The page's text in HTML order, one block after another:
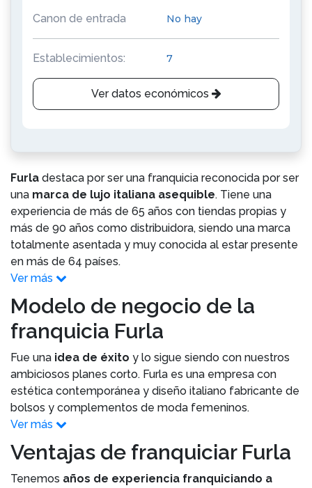
Canon de entrada No hay
Establecimientos: 7
Ver datos económicos
Furla destaca por ser una franquicia reconocida por ser
una marca de lujo italiana asequible. Tiene una
experiencia de más de 65 años con tiendas propias y
más de 90 años como distribuidora, siendo una marca
totalmente asentada y muy conocida al estar presente
en más de 64 países.
Ver más
Modelo de negocio de la
franquicia Furla
Fue una idea de éxito y lo sigue siendo con nuestros
ambiciosos planes corto. Furla es una empresa con
estética contemporánea y diseño italiano fabricante de
bolsos y complementos de moda femeninos.
Ver más
Ventajas de franquiciar Furla
Tenemos años de experiencia franquiciando a